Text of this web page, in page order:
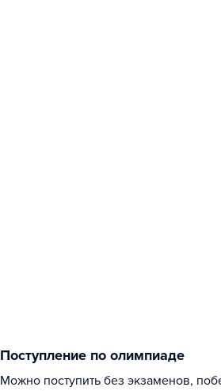
Поступление по олимпиаде
Можно поступить без экзаменов,